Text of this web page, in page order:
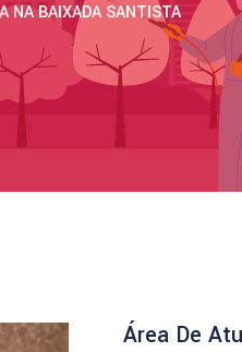
NA BAIXADA SANTISTA
Área De